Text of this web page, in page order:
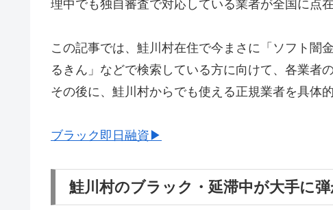
理中でも独自審査で対応している業者が全国に点在
この記事では、鮭川村在住で今まさに「ソフト闇
るきん」などで検索している方に向けて、各業者
その後に、鮭川村からでも使える正規業者を具体
ブラック即日融資▶
鮭川村のブラック・延滞中が大手に